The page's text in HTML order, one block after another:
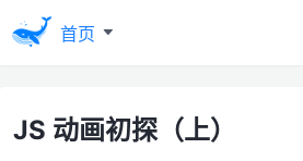
首页
JS 动画初探（上）